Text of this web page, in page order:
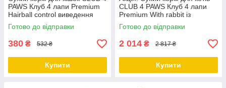
PAWS Клуб 4 лапи Premium
Hairball control виведення
шерсті 2 кг
Готово до відправки
380 ₴ 532 ₴
Купити
CLUB 4 PAWS Клуб 4 лапи
Premium With rabbit із
кроликом 14 кг
Готово до відправки
2 014 ₴ 2 817 ₴
Купити